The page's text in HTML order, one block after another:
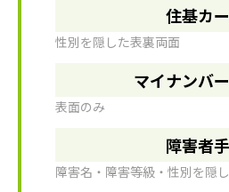
住基カ
性別を隠した表裏両面
マイナンバ
表面のみ
障害者
障害名・障害等級・性別を隠